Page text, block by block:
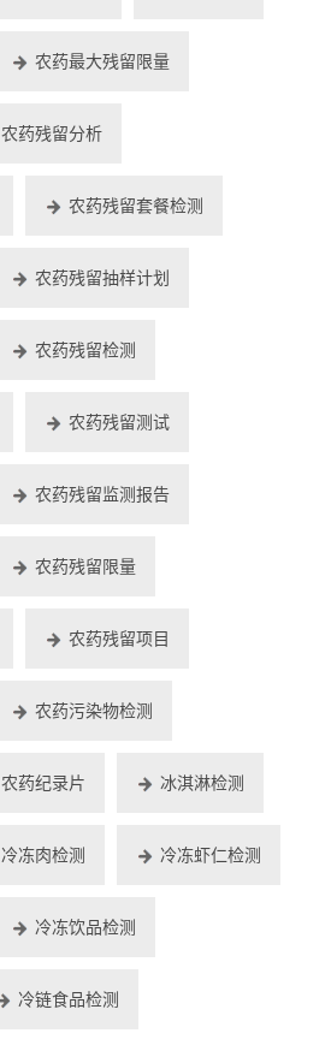
农药最大残留限量
农药残留分析
农药残留套餐检测
农药残留抽样计划
农药残留检测
农药残留测试
农药残留监测报告
农药残留限量
农药残留项目
农药污染物检测
农药纪录片 冰淇淋检测
冷冻肉检测 冷冻虾仁检测
冷冻饮品检测
冷链食品检测